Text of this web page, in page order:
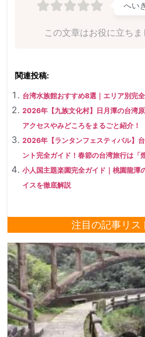
この文章はお役に立ちま
へい
関連投稿:
台湾水族館おすすめ8選｜エリア別完
2026年【九族文化村】日月潭の台湾
アクセスやみどころをまるごと紹介！
2026年【ランタンフェスティバル】
ント完全ガイド！春節の台湾旅行は「
小人国主題楽園完全ガイド｜桃園龍潭
イスを徹底解説
注目の記事リス